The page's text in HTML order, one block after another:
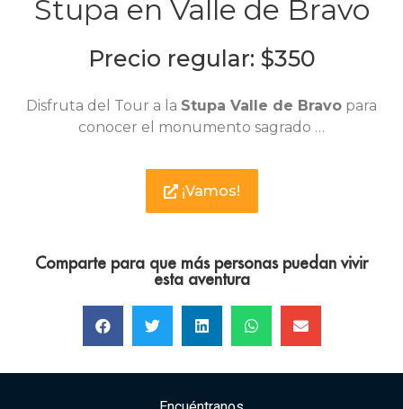
Stupa en Valle de Bravo
Precio regular: $350
Disfruta del Tour a la Stupa Valle de Bravo para
conocer el monumento sagrado …
¡Vamos!
Comparte para que más personas puedan vivir
esta aventura